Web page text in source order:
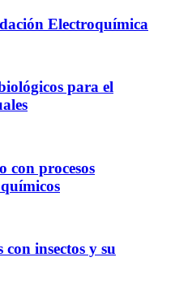
Electroquímica
para el
con procesos
insectos y su